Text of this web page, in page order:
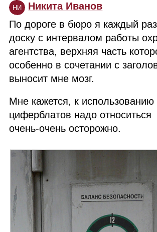
НИ
Никита Иванов
По дороге в бюро я каждый
доску с интервалом работы
агентства, верхняя часть
особенно в сочетании с
выносит мне мозг.
Мне кажется, к использованию
циферблатов надо относиться
очень‑очень осторожно.